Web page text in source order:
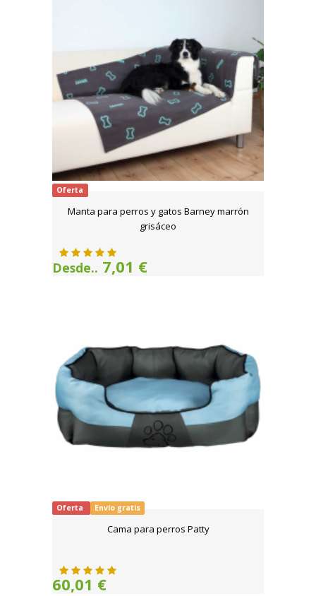
Oferta
Manta para perros y gatos Barney marrón
grisáceo
Desde.. 7,01 €
Oferta Envío gratis
Cama para perros Patty
60,01 €